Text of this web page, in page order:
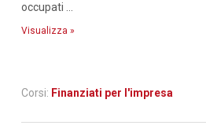
occupati ...
Visualizza »
Corsi: Finanziati per l'impresa